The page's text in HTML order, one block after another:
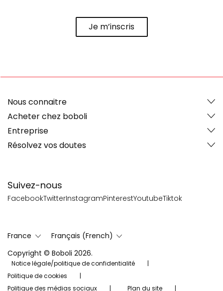
Je m’inscris
Suivez-nous
FacebookTwitterInstagramPinterestYoutubeTiktok
Nous connaitre
Acheter chez boboli
Entreprise
Résolvez vos doutes
France
Français (French)
Copyright © Boboli 2026.
Notice légale/politique de confidentialité
Politique de cookies
Politique des médias sociaux
Plan du site